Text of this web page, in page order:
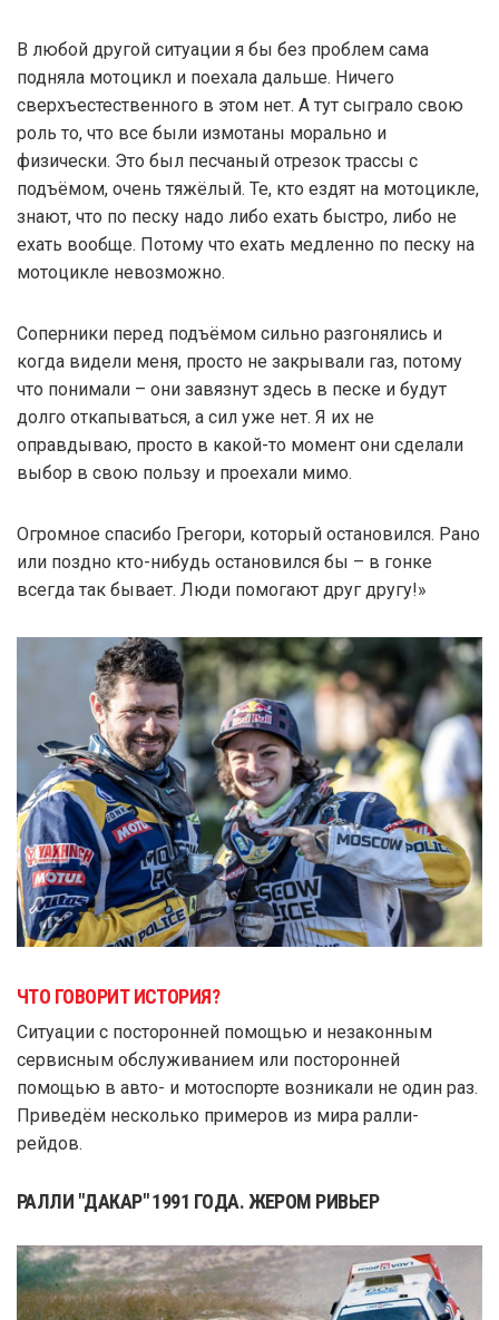
В любой другой ситуации я бы без проблем сама
подняла мотоцикл и поехала дальше. Ничего
сверхъестественного в этом нет. А тут сыграло свою
роль то, что все были измотаны морально и
физически. Это был песчаный отрезок трассы с
подъёмом, очень тяжёлый. Те, кто ездят на мотоцикле,
знают, что по песку надо либо ехать быстро, либо не
ехать вообще. Потому что ехать медленно по песку на
мотоцикле невозможно.
Соперники перед подъёмом сильно разгонялись и
когда видели меня, просто не закрывали газ, потому
что понимали – они завязнут здесь в песке и будут
долго откапываться, а сил уже нет. Я их не
оправдываю, просто в какой-то момент они сделали
выбор в свою пользу и проехали мимо.
Огромное спасибо Грегори, который остановился. Рано
или поздно кто-нибудь остановился бы – в гонке
всегда так бывает. Люди помогают друг другу!»
ЧТО ГОВОРИТ ИСТОРИЯ?
Ситуации с посторонней помощью и незаконным
сервисным обслуживанием или посторонней
помощью в авто- и мотоспорте возникали не один раз.
Приведём несколько примеров из мира ралли-
рейдов.
РАЛЛИ "ДАКАР" 1991 ГОДА. ЖЕРОМ РИВЬЕР